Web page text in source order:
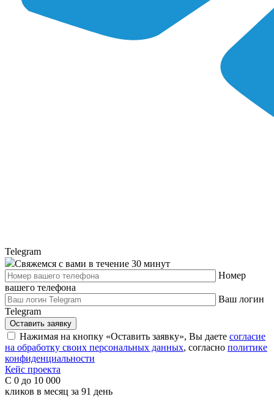
Telegram
Свяжемся с вами в течение 30 минут
Номер
вашего телефона
Ваш логин
Telegram
Оставить заявку
Нажимая на кнопку «Оставить заявку», Вы даете согласие
на обработку своих персональных данных, cогласно политике
конфиденциальности
Кейс проекта
С 0 до 10 000
кликов в месяц за 91 день